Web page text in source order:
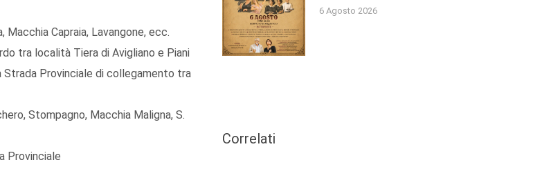
Macchia Capraia, Lavangone, ecc.
tra località Tiera di Avigliano e Piani
Provinciale di collegamento tra
Stompagno, Macchia Maligna, S.
Provinciale
6 Agosto 2026
Correlati